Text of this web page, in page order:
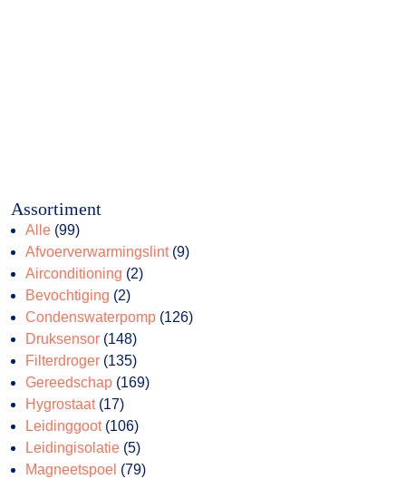
Assortiment
Alle 9999
producten
Afvoerverwarmingslint 99
Airconditioning 22
Bevochtiging 22
producten
Condenswaterpomp 126126
Druksensor 148148
producten
Filterdroger 135135
producten
Gereedschap 169169
Hygrostaat 1717
producten
Leidinggoot 106106
producten
Leidingisolatie 55
producten
Magneetspoel 7979